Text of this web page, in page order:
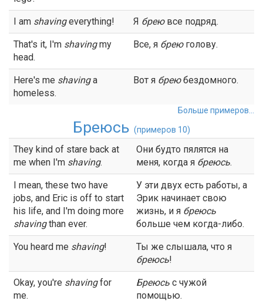
I am shavingeverything! Я бреювсе подряд.
That's it, I'm shavingmy
head.
Все, я бреюголову.
Here's me shavinga
homeless.
Вот я бреюбездомного.
Больше примеров...
Бреюсь (примеров 10)
They kind of stare back at
me when I'm shaving.
Они будто пялятся на
меня, когда я бреюсь.
I mean, these two have
jobs, and Eric is off to start
his life, and I'm doing more
shavingthan ever.
У эти двух есть работы, а
Эрик начинает свою
жизнь, и я бреюсь
больше чем когда-либо.
You heard me shaving!
Ты же слышала, что я
бреюсь!
Okay, you're shavingfor
me.
Бреюсь с чужой
помощью.